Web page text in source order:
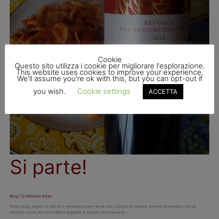
Si parte!
Blog / Di Micaela Rizzo
Primo blog, legato al sito di e-commerce deli-wine.com. Curiosi di sapere, perché l’ennesimo sito di
vendita online sul vino? Allora leggete, e magari commentate …
Cookie
Questo sito utilizza i cookie per migliorare l'esplorazione.
This website uses cookies to improve your experience.
We'll assume you're ok with this, but you can opt-out if
you wish.
Cookie settings ACCETTA